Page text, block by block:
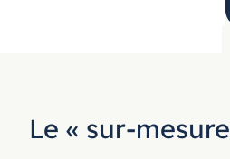
Le « sur-